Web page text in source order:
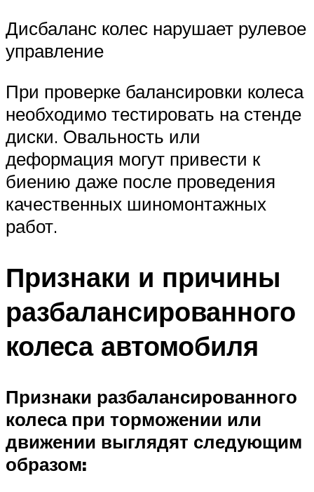
Дисбаланс колес нарушает рулевое
управление
При проверке балансировки колеса
необходимо тестировать на стенде
диски. Овальность или
деформация могут привести к
биению даже после проведения
качественных шиномонтажных
работ.
Признаки и причины
разбалансированного
колеса автомобиля
Признаки разбалансированного
колеса при торможении или
движении выглядят следующим
образом: